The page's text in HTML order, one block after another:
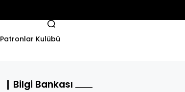
Patronlar Kulübü
Bilgi Bankası